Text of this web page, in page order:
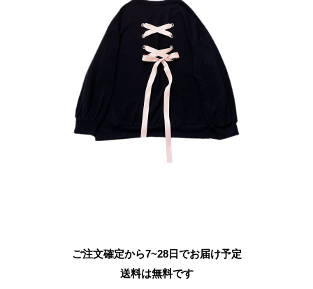
ご注文確定から7~28日でお届け予定
送料は無料です